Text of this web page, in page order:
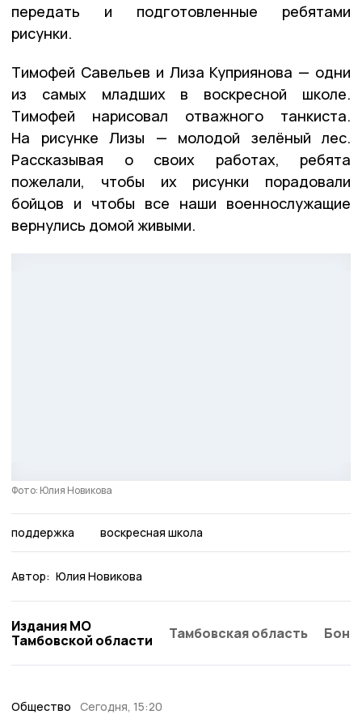
передать и подготовленные ребятами
рисунки.
Тимофей Савельев и Лиза Куприянова — одни
из самых младших в воскресной школе.
Тимофей нарисовал отважного танкиста.
На рисунке Лизы — молодой зелёный лес.
Рассказывая о своих работах, ребята
пожелали, чтобы их рисунки порадовали
бойцов и чтобы все наши военнослужащие
вернулись домой живыми.
Фото: Юлия Новикова
поддержка воскресная школа
Автор: Юлия Новикова
Издания МО
Тамбовской области
Тамбовская область
Общество Сегодня, 15:20